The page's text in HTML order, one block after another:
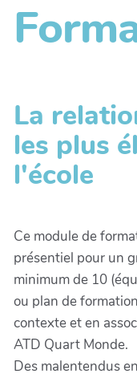
La
les plus
l'école
Ce module de
présentiel pour un
minimum de 10
ou plan de
contexte et en
ATD Quart Monde.
Des malentendus